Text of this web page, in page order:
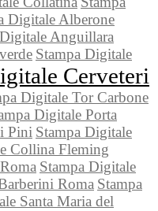
Digitale Alberone
Anguillara
Stampa Digitale
Cerveteri
Digitale Tor Carbone
Digitale Porta
Pini Stampa Digitale
Collina Fleming
Stampa Digitale
Roma Stampa
Santa Maria del